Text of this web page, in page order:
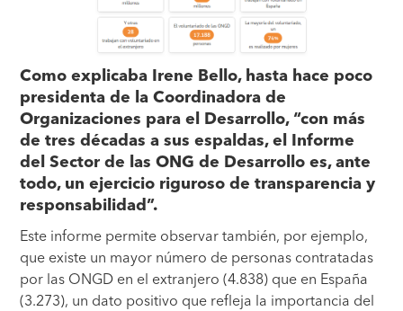
Como explicaba Irene Bello, hasta hace poco
presidenta de la Coordinadora de
Organizaciones para el Desarrollo, “con más
de tres décadas a sus espaldas, el Informe
del Sector de las ONG de Desarrollo es, ante
todo, un ejercicio riguroso de transparencia y
responsabilidad”.
Este informe permite observar también, por ejemplo,
que existe un mayor número de personas contratadas
por las ONGD en el extranjero (4.838) que en España
(3.273), un dato positivo que refleja la importancia del